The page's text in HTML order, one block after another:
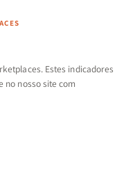
Estes indicadores
no nosso site com